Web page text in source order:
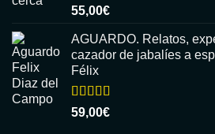
Valorado
con
5
55,00€
AGUARDO. Relatos,
cazador de jabalíes a
Félix
Valorado
con
59,00€